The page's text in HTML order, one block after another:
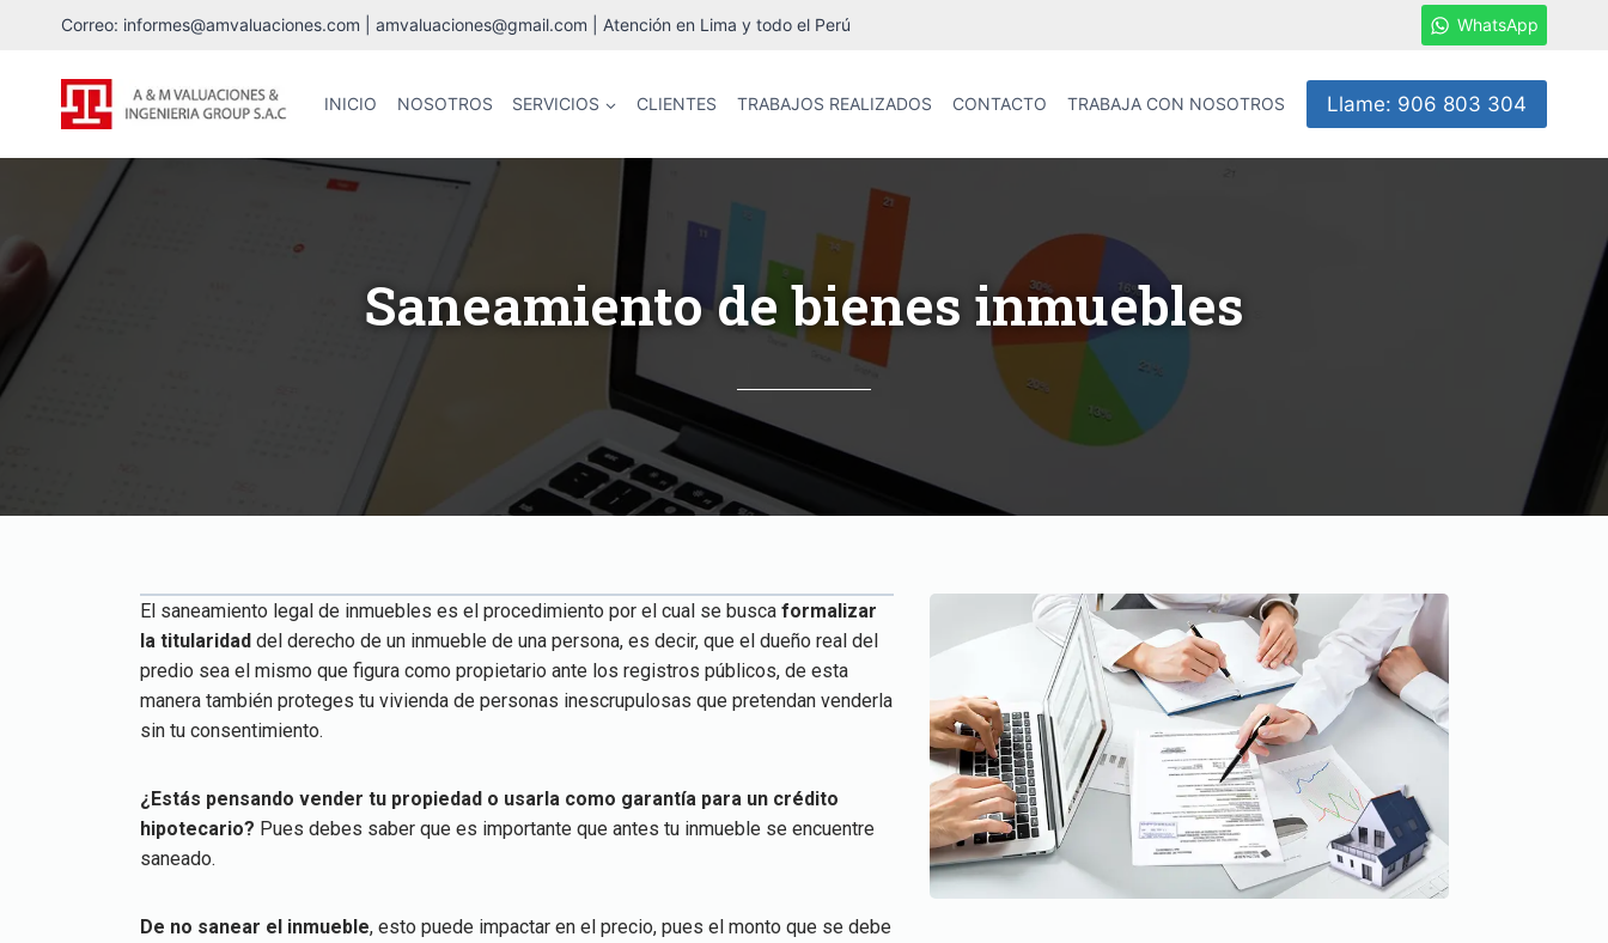
Correo: informes@amvaluaciones.com | amvaluaciones@gmail.com | Atención en Lima y todo el Perú WhatsApp
INICIO NOSOTROS SERVICIOS CLIENTES TRABAJOS REALIZADOS CONTACTO TRABAJA CON NOSOTROS Llame: 906 803 304
Saneamiento de bienes inmuebles
El saneamiento legal de inmuebles es el procedimiento por el cual se busca formalizar
la titularidad del derecho de un inmueble de una persona, es decir, que el dueño real del
predio sea el mismo que figura como propietario ante los registros públicos, de esta
manera también proteges tu vivienda de personas inescrupulosas que pretendan venderla
sin tu consentimiento.
¿Estás pensando vender tu propiedad o usarla como garantía para un crédito
hipotecario? Pues debes saber que es importante que antes tu inmueble se encuentre
saneado.
De no sanear el inmueble, esto puede impactar en el precio, pues el monto que se debe